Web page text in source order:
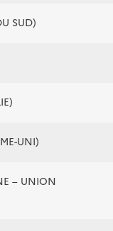
SUD)
UNI)
– UNION